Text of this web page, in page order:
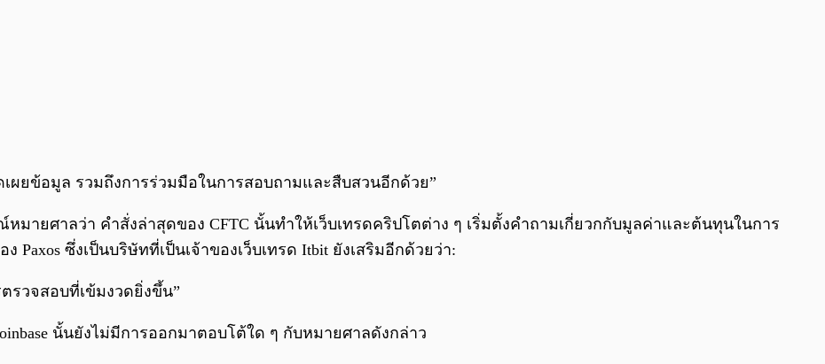
เผยข้อมูล รวมถึงการร่วมมือในการสอบถามและสืบสวนอีกด้วย”
ณ์หมายศาลว่า คำสั่งล่าสุดของ CFTC นั้นทำให้เว็บเทรดคริปโตต่าง ๆ เริ่มตั้งคำถามเกี่ยวกกับมูลค่าและต้นทุนในการ
Paxos ซึ่งเป็นบริษัทที่เป็นเจ้าของเว็บเทรด Itbit ยังเสริมอีกด้วยว่า:
รวจสอบที่เข้มงวดยิ่งขึ้น”
นั้นยังไม่มีการออกมาตอบโต้ใด ๆ กับหมายศาลดังกล่าว